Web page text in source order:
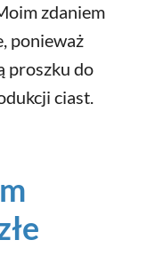
zdaniem
ponieważ
proszku do
ciast.